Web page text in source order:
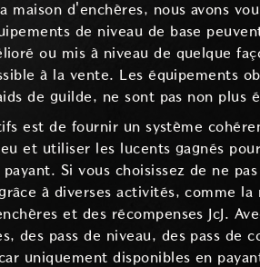
maison d'enchères, nous avons
de niveau de base
ou mis à niveau de quelque
à la vente. Les équipements
de guilde, ne sont pas non plus
est de fournir un système
et utiliser les lucents gagnés
Si vous choisissez de ne
à diverses activités, comme
et des récompenses JcJ.
des pass de niveau, des pass de
uniquement disponibles en